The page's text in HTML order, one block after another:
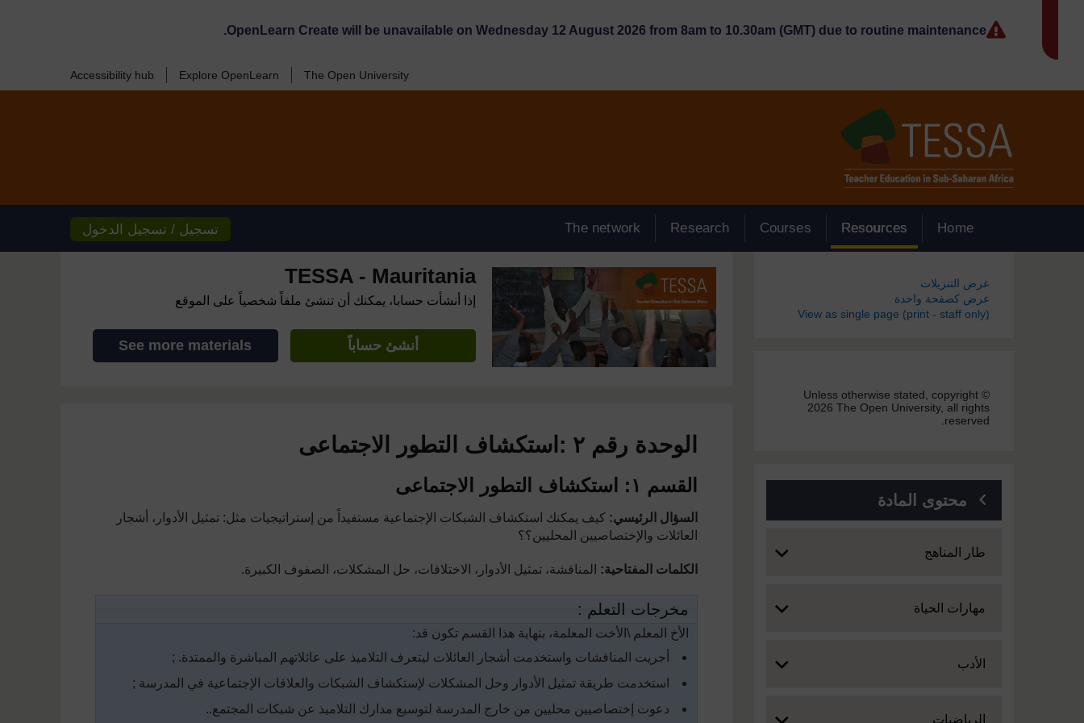
OpenLearn Create will be unavailable on Wednesday 12 August 2026 from 8am to 10.30am (GMT) due to routine maintenance.
The Open University
Explore OpenLearn
Accessibility hub
Home
Resources
Courses
Research
The network تسجيل / تسجيل الدخول
الكتل
عرض التنزيلات
عرض كصفحة واحدة
View as single page (print - staff only)
Unless otherwise stated, copyright ©
2026 The Open University, all rights
reserved.
محتوى المادة
Expand
طار المناهج
Expand
مهارات الحياة
Expand
الأدب
Expand
الرياضيات
TESSA - Mauritania
إذا أنشأت حسابا، يمكنك أن تنشئ ملفاً شخصياً على الموقع
أنشئ حساباً See more materials
الوحدة رقم ٢ : استكشاف التطور الاجتماعى
القسم ١: استكشاف التطور الاجتماعى
السؤال الرئيسي:كيف يمكنك استكشاف الشبكات الإجتماعية مستفيد
اً من إستراتيجيات مثل: تمثيل الأدوار، أشجار
العائلات والإختصاصيين المحليين؟؟
الكلمات المفتاحية: المناقشة، تمثيل الأدوار، الاختلافات، حل المشكلات، الصفوف الكبيرة.
مخرجات التعلم :
الأخ المعلم \الأخت المعلمة، بنهاية هذا القسم تكون قد:
أجريت المناقشات واستخدمت أشجار العائلات ليتعرف
التلاميذ على عائلاتهم المباشرة والممتدة. ;
استخدمت طريقة تمثيل الأدوار وحل المشكلات لإستكشاف الشبكات والعلاقات الإجتماعية في المدرسة ;
دعوت إختصاصيين محليين من خارج المدرسة لتوسيع مدارك التلاميذ عن شبكات المجتمع..